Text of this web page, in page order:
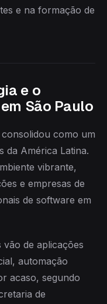
e na formação de
e o
São Paulo
como um
da América Latina.
vibrante,
e empresas de
de software em
vão de aplicações
automação
acaso, segundo
de